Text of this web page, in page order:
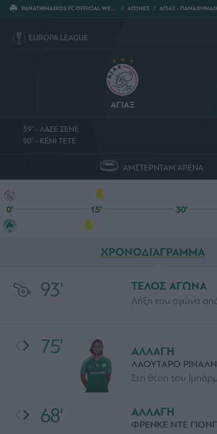
PANATHINAIKOS FC OFFICIAL WEBSITE ΑΓΩΝΕΣ ΑΓΙΑΞ -
EUROPA LEAGUE
ΑΓΙΑΞ
39' - ΛΑΣΕ ΣΕΝΕ
50' - ΚΕΝΙ ΤΕΤΕ
ΑΜΣΤΕΡΝΤΑΜ ΑΡΕΝΑ
0' 15' 30'
ΧΡΟΝΟΔΙΑΓΡΑΜΜΑ
68' ΑΛΛΑΓΗ
ΦΡΕΝΚΕ ΝΤΕ
75' ΑΛΛΑΓΗ
ΛΑΟΥΤΑΡΟ
Στη θέση του
93' ΤΕΛΟΣ ΑΓΩΝΑ
Λήξη του αγώνα από